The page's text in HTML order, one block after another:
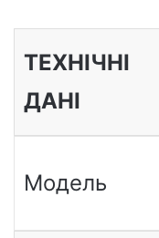
ТЕХНІЧНІ
ДАНІ
Модель